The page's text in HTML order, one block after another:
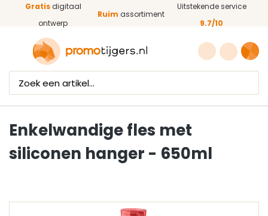
Ga naar de hoofdinhoud
Gratisdigitaal
ontwerp
Ruim assortiment
Uitstekende service
9.7/10
Enkelwandige fles met
siliconen hanger - 650ml
Afbeeldingengalerij overslaan